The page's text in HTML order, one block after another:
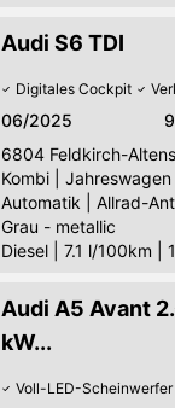
Audi S6 TDI
Digitales Cockpit
06/2025
6804 Feldkirch-
Kombi
Jahreswagen
Automatik
Allrad-
Grau - metallic
Diesel
7.1 l/100km
Audi A5 Avant
kW...
Voll-LED-Scheinwerfer